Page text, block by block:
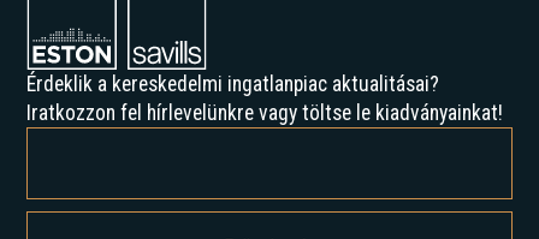
Érdeklik a kereskedelmi ingatlanpiac aktualitásai?
Iratkozzon fel hírlevelünkre vagy töltse le kiadványainkat!